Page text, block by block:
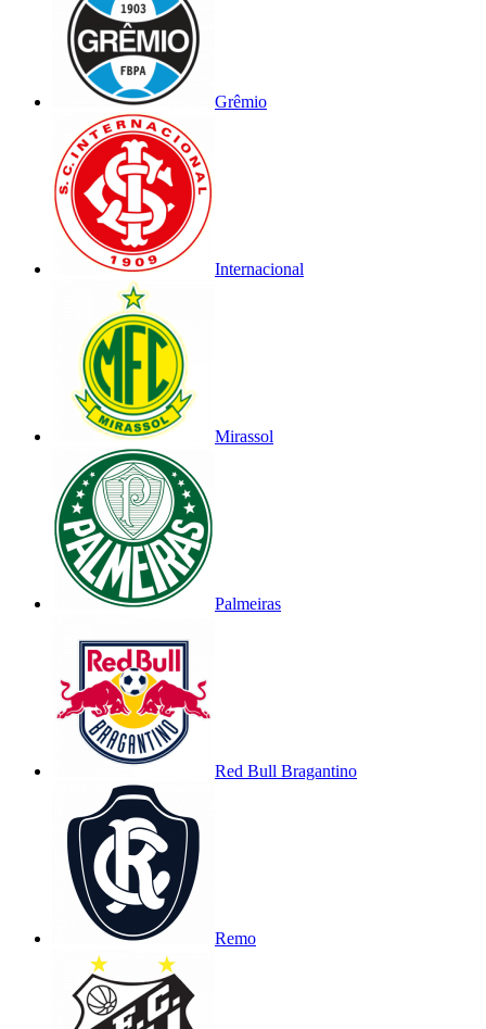
Grêmio
Internacional
Mirassol
Palmeiras
Red Bull Bragantino
Remo